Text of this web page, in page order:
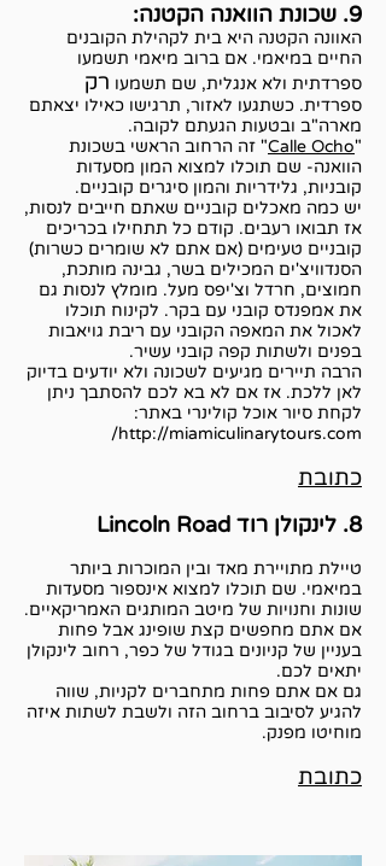
9. שכונת הוואנה הקטנה:
האוונה הקטנה היא בית לקהילת הקובנים
החיים במיאמי. אם ברוב מיאמי תשמעו
ספרדתית ולא אנגלית, שם תשמעו רק
ספרדית. כשתגעו לאזור, תרגישו כאילו יצאתם
מארה"ב ובטעות הגעתם לקובה.
"
Calle Ocho" זה הרחוב הראשי בשכונת
הוואנה- שם תוכלו למצוא המון מסעדות
קובניות, גלידריות והמון סיגרים קובניים.
יש כמה מאכלים קובניים שאתם חייבים לנסות,
אז תבואו רעבים. קודם כל תתחילו בכריכים
קובניים טעימים (אם אתם לא שומרים כשרות)
הסנדוויצ'ים המכילים בשר, גבינה מותכת,
חמוצים, חרדל וצ'יפס מעל. מומלץ לנסות גם
את אמפנדס קובני עם בקר. לקינוח תוכלו
לאכול את המאפה הקובני עם ריבת גויאבות
בפנים ולשתות קפה קובני עשיר.
הרבה תיירים מגיעים לשכונה ולא יודעים בדיוק
לאן ללכת. אז אם לא בא לכם להסתבך ניתן
לקחת סיור אוכל קולינרי באתר:
http://miamiculinarytours.com/
כתובת
8. לינקולן רוד Lincoln Road
טיילת מתויירת מאד ובין המוכרות ביותר
במיאמי. שם תוכלו למצוא אינספור מסעדות
שונות וחנויות של מיטב המותגים האמריקאיים.
אם אתם מחפשים קצת שופינג אבל פחות
בעניין של קניונים בגודל של כפר, רחוב לינקולן
יתאים לכם.
גם אם אתם פחות מתחברים לקניות, שווה
להגיע לסיבוב ברחוב הזה ולשבת לשתות איזה
מוחיטו מפנק.
כתובת